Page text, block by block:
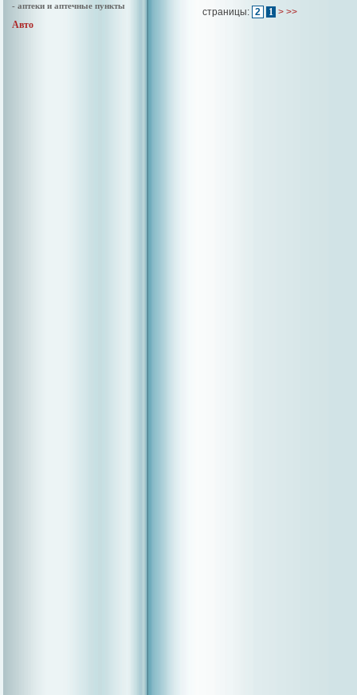
- аптеки и аптечные пункты
Авто
страницы: 2 1 > >>